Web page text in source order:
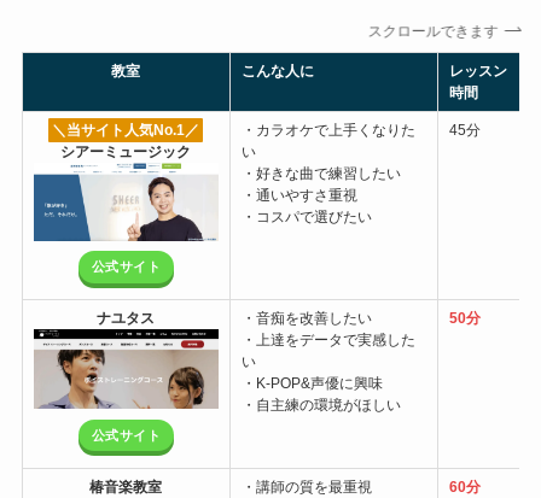
スクロールできます
教室 こんな人に
レッスン
時間
＼当サイト人気No.1／
シアーミュージック
公式サイト
・カラオケで上手くなりた
い
・好きな曲で練習したい
・通いやすさ重視
・コスパで選びたい
45分
ナユタス
公式サイト
・音痴を改善したい
・上達をデータで実感した
い
・K-POP&声優に興味
・自主練の環境がほしい
50分
椿音楽教室 ・講師の質を最重視 60分